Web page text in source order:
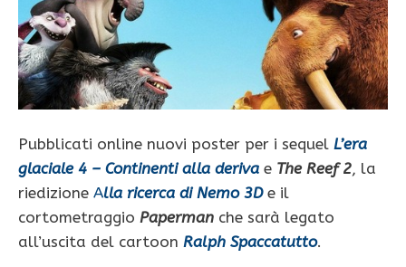
Pubblicati online nuovi poster per i sequel L’era
glaciale 4 – Continenti alla deriva e The Reef 2, la
riedizione Alla ricerca di Nemo 3De il
cortometraggio Paperman che sarà legato
all’uscita del cartoon Ralph Spaccatutto.